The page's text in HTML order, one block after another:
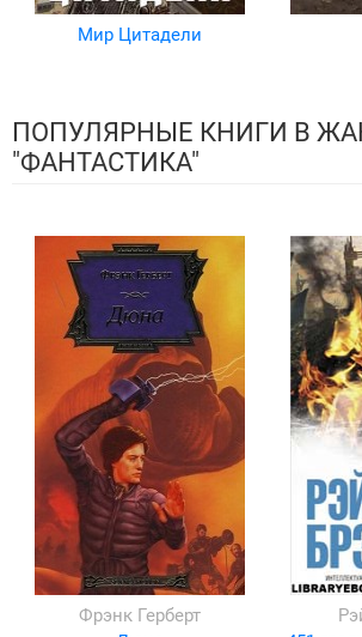
Мир Цитадели
ПОПУЛЯРНЫЕ КНИГИ В
"ФАНТАСТИКА"
Фрэнк Герберт